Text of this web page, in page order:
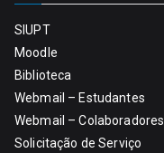
SIUPT
Moodle
Biblioteca
Webmail – Estudantes
Webmail – Colaboradores
Solicitação de Serviço